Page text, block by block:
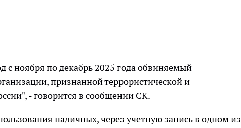
с ноября по декабрь 2025 года обвиняемый
признанной террористической и
- говорится в сообщении СК.
наличных, через учетную запись в одном из